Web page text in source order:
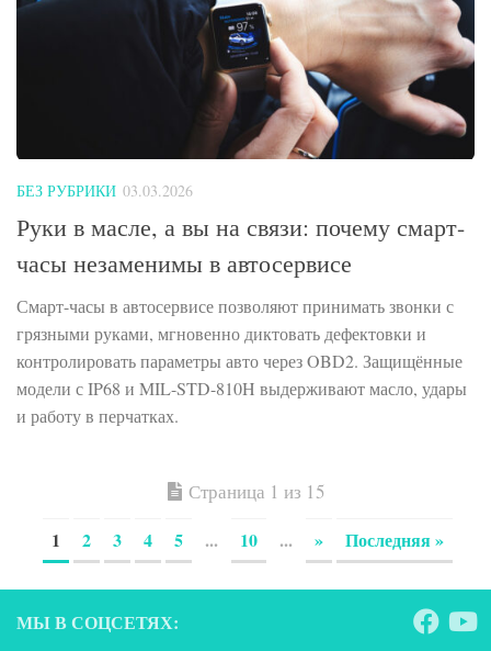
БЕЗ РУБРИКИ 03.03.2026
Руки в масле, а вы на связи: почему смарт-
часы незаменимы в автосервисе
Смарт-часы в автосервисе позволяют принимать звонки с
грязными руками, мгновенно диктовать дефектовки и
контролировать параметры авто через OBD2. Защищённые
модели с IP68 и MIL-STD-810H выдерживают масло, удары
и работу в перчатках.
Страница 1 из 15
1
2 3 4 5 ... 10 ... » Последняя »
МЫ В СОЦСЕТЯХ: